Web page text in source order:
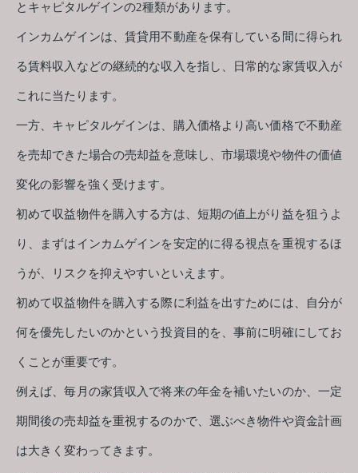
とキャピタルゲインの2種類があります。
インカムゲインは、賃貸用不動産を保有している間に得られ
る賃料収入などの継続的な収入を指し、日常的な家賃収入が
これに当たります。
一方、キャピタルゲインは、購入価格より高い価格で不動産
を売却できた場合の売却益を意味し、市場環境や物件の価値
変化の影響を強く受けます。
初めて収益物件を購入する方は、短期の値上がり益を狙うよ
り、まずはインカムゲインを安定的に得る視点を重視するほ
うが、リスクを抑えやすいといえます。
初めて収益物件を購入する際に利益を出すためには、自分が
何を優先したいのかという投資目的を、事前に明確にしてお
くことが重要です。
例えば、毎月の家賃収入で将来の年金を補いたいのか、一定
期間後の売却益を重視するのかで、選ぶべき物件や資金計画
は大きく変わってきます。